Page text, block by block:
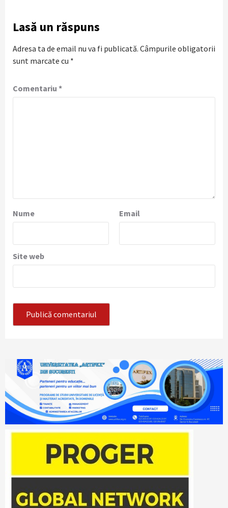
Lasă un răspuns
Adresa ta de email nu va fi publicată. Câmpurile obligatorii
sunt marcate cu *
Comentariu *
Nume Email
Site web